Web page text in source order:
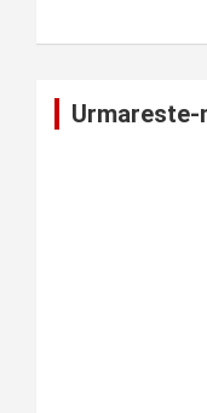
Urmareste-